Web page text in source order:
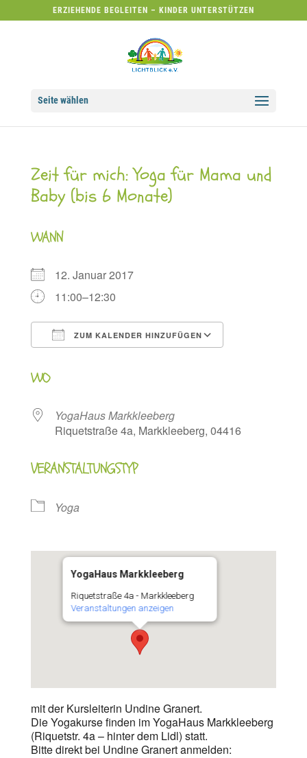
ERZIEHENDE BEGLEITEN – KINDER UNTERSTÜTZEN
Seite wählen
Zeit für mich: Yoga für Mama und
Baby (bis 6 Monate)
WANN
12. Januar 2017
11:00–12:30
ZUM KALENDER HINZUFÜGEN
WO
YogaHaus Markkleeberg
Riquetstraße 4a, Markkleeberg, 04416
VERANSTALTUNGSTYP
Yoga
YogaHaus Markkleeberg
Riquetstraße 4a - Markkleeberg
Veranstaltungen anzeigen
mit der Kursleiterin Undine Granert.
Die Yogakurse finden im YogaHaus Markkleeberg
(Riquetstr. 4a – hinter dem Lidl) statt.
Bitte direkt bei Undine Granert anmelden: